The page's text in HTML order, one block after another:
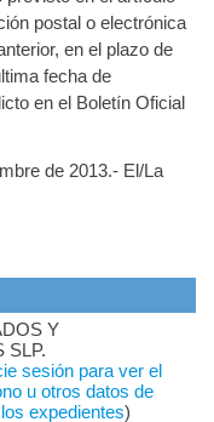
postal o electrónica
en el plazo de
fecha de
en el Boletín Oficial
de 2013.- El/La
Y
SLP.
sesión para ver el
u otros datos de
expedientes)